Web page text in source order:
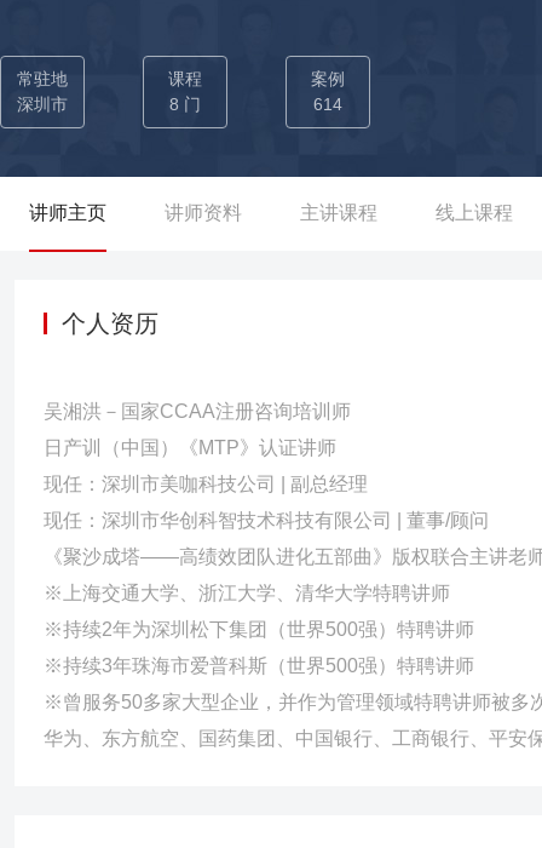
调学以致用为赋能的最终目的，帮助学员理解深入浅出与浅入深出
可，好评度达95%。 →曾为重庆农商行（重庆总行、万州支行、
意识与责任担当》《中高层执行力打造》课程赋能，累计22期。
常驻地
深圳市
课程
8 门
案例
614
讲师主页 讲师资料 主讲课程 线上课程
个人资历
吴湘洪－国家CCAA注册咨询培训师
日产训（中国）《MTP》认证讲师
现任：深圳市美咖科技公司 | 副总经理
现任：深圳市华创科智技术科技有限公司 | 董事/顾问
《聚沙成塔——高绩效团队进化五部曲》版权联合主讲老
※上海交通大学、浙江大学、清华大学特聘讲师
※持续2年为深圳松下集团（世界500强）特聘讲师
※持续3年珠海市爱普科斯（世界500强）特聘讲师
※曾服务50多家大型企业，并作为管理领域特聘讲师被多
华为、东方航空、国药集团、中国银行、工商银行、平